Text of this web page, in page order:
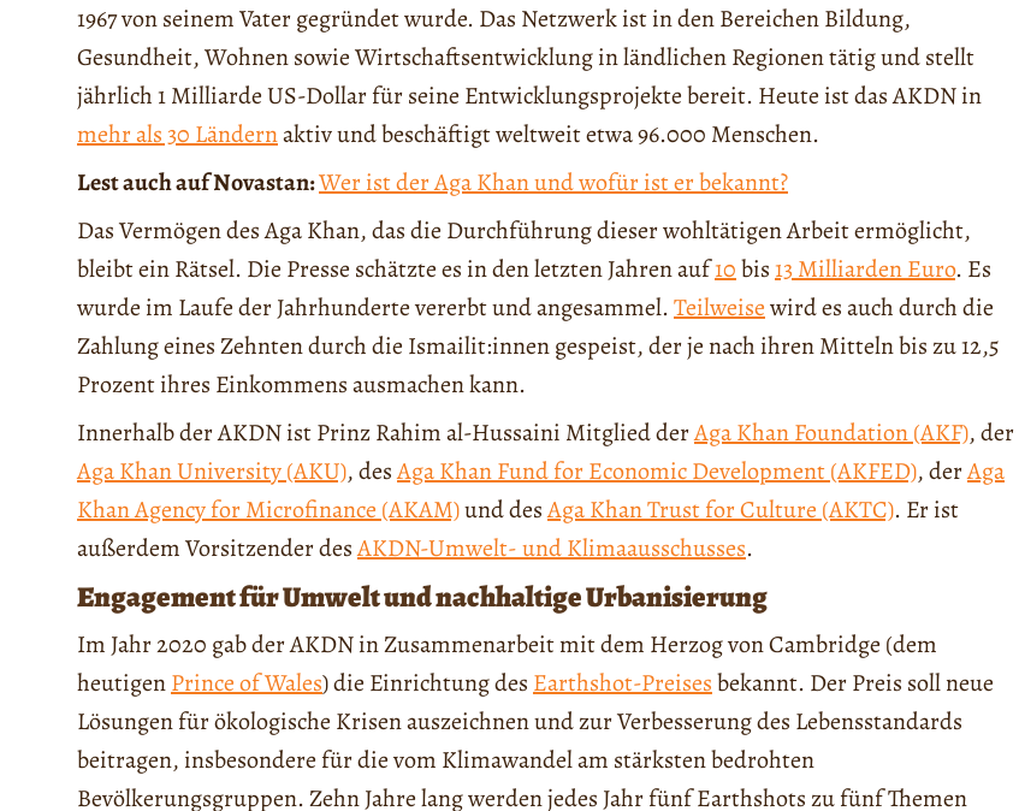
1967 von seinem Vater gegründet wurde. Das Netzwerk ist in den Bereichen Bildung,
Gesundheit, Wohnen sowie Wirtschaftsentwicklung in ländlichen Regionen tätig und stellt
jährlich 1 Milliarde US-Dollar für seine Entwicklungsprojekte bereit. Heute ist das AKDN in
mehr als 30 Ländernaktiv und beschäftigt weltweit etwa 96.000 Menschen.
Lest auch auf Novastan:Wer ist der Aga Khan und wofür ist er bekannt?
Das Vermögen des Aga Khan, das die Durchführung dieser wohltätigen Arbeit ermöglicht,
bleibt ein Rätsel. Die Presse schätzte es in den letzten Jahren auf10bis13 Milliarden Euro. Es
wurde im Laufe der Jahrhunderte vererbt und angesammel.Teilweisewird es auch durch die
Zahlung eines Zehnten durch die Ismailit:innen gespeist, der je nach ihren Mitteln bis zu 12,5
Prozent ihres Einkommens ausmachen kann.
Innerhalb der AKDN ist Prinz Rahim al-Hussaini Mitglied derAga Khan Foundation (AKF), der
Aga Khan University (AKU), desAga Khan Fund for Economic Development (AKFED), derAga
Khan Agency for Microfinance (AKAM)und desAga Khan Trust for Culture (AKTC). Er ist
außerdem Vorsitzender desAKDN-Umwelt- und Klimaausschusses.
Engagement für Umwelt und nachhaltige Urbanisierung
Im Jahr 2020 gab der AKDN in Zusammenarbeit mit dem Herzog von Cambridge (dem
heutigenPrince of Wales) die Einrichtung des Earthshot-Preisesbekannt. Der Preis soll neue
Lösungen für ökologische Krisen auszeichnen und zur Verbesserung des Lebensstandards
beitragen, insbesondere für die vom Klimawandel am stärksten bedrohten
Bevölkerungsgruppen. Zehn Jahre lang werden jedes Jahr fünf Earthshots zu fünf Themen